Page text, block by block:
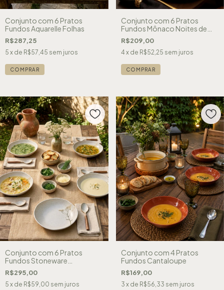
Conjunto com 6 Pratos
Fundos Aquarelle Folhas
R$287,25
5 x de R$57,45 sem juros
Conjunto com 6 Pratos
Fundos Mônaco Noites de
Verão
R$209,00
4 x de R$52,25 sem juros
Conjunto com 6 Pratos
Fundos Stoneware
Campestre
R$295,00
5 x de R$59,00 sem juros
Conjunto com 4 Pratos
Fundos Cantaloupe
R$169,00
3 x de R$56,33 sem juros